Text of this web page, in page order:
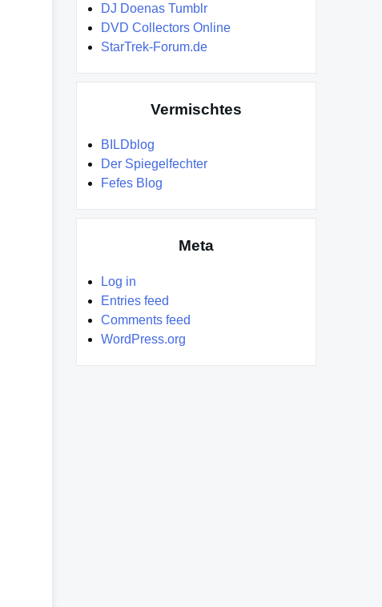
DJ Doenas Tumblr
DVD Collectors Online
StarTrek-Forum.de
Vermischtes
BILDblog
Der Spiegelfechter
Fefes Blog
Meta
Log in
Entries feed
Comments feed
WordPress.org